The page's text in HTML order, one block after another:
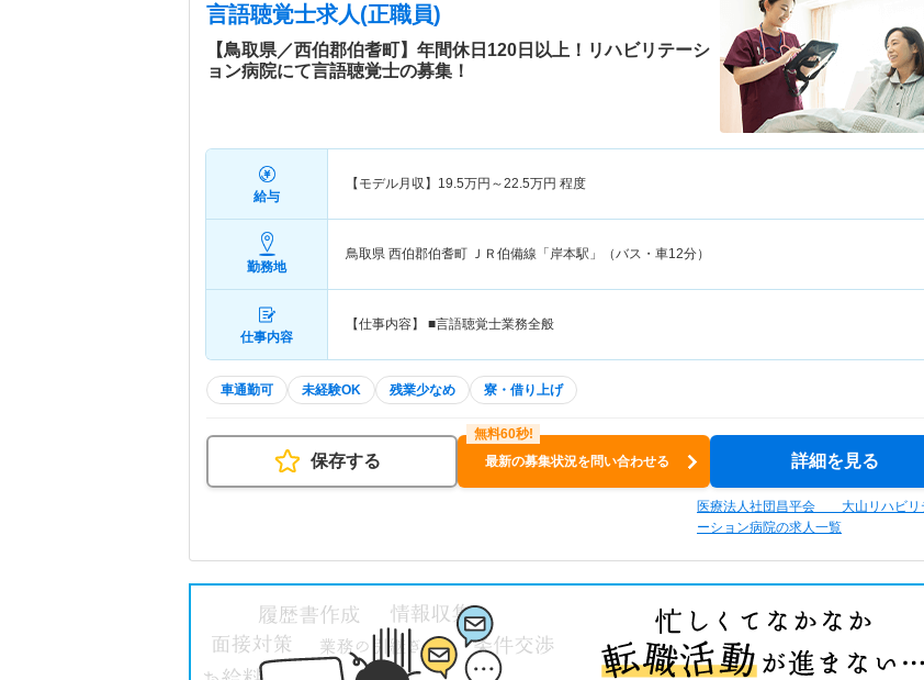
言語聴覚士求人(正職員)
【鳥取県／西伯郡伯耆町】年間休日120日以上！リハビリテーシ
ョン病院にて言語聴覚士の募集！
給与
【モデル月収】 19.5万円～22.5万円 程度
勤務地
鳥取県 西伯郡伯耆町 ＪＲ伯備線「岸本駅」（バス・車12分）
仕事内容
【仕事内容】 ■言語聴覚士業務全般
車通勤可 未経験OK 残業少なめ 寮・借り上げ
保存する 最新の募集状況を問い合わせる 詳細を見る
医療法人社団昌平会 大山リハビリ
ーション病院の求人一覧